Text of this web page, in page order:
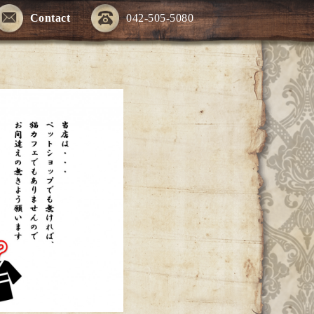
042-505-5080
Contact